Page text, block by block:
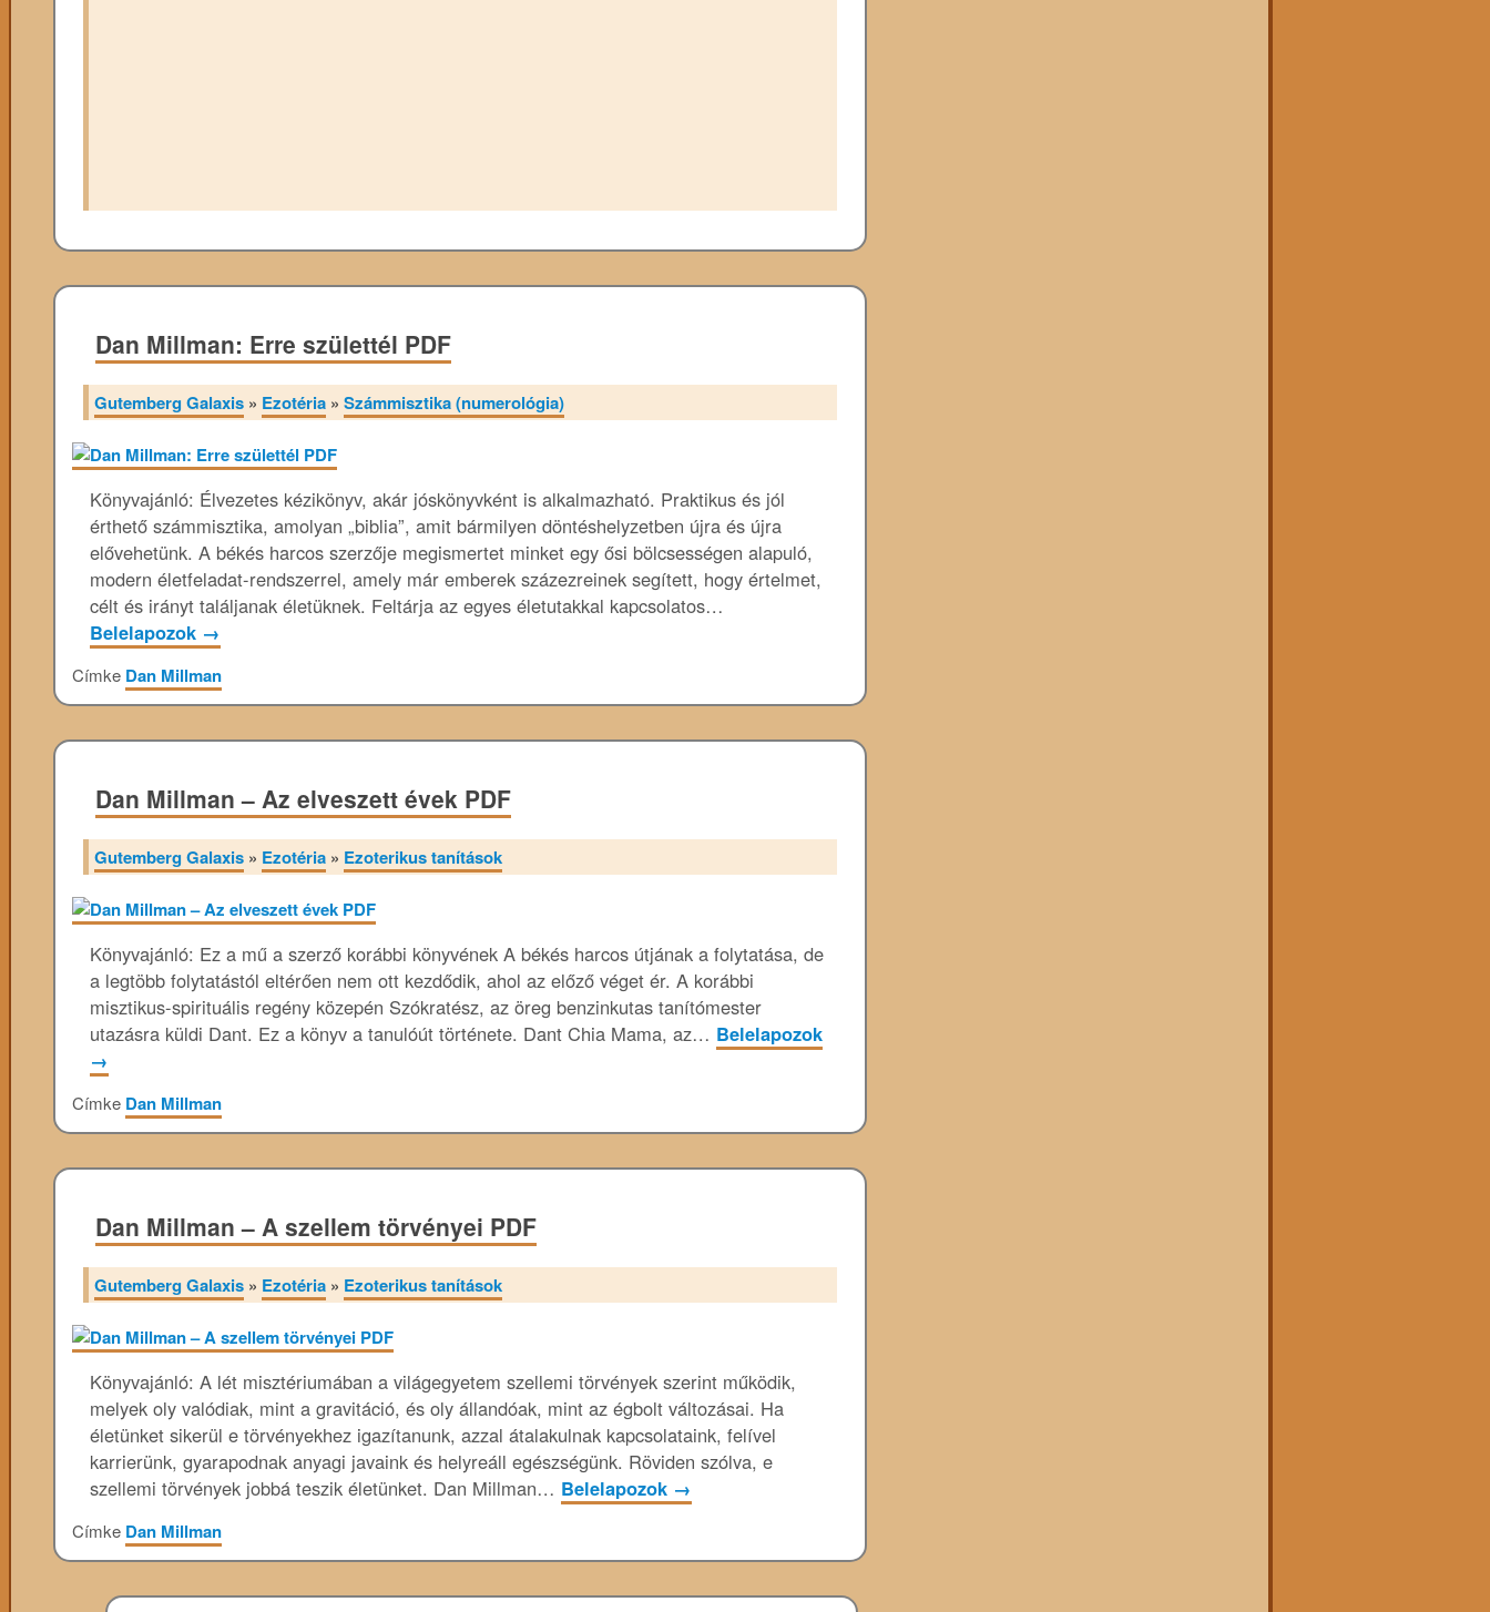
Dan Millman: Erre születtél PDF
Gutemberg Galaxis» Ezotéria» Számmisztika (numerológia)
Könyvajánló: Élvezetes kézikönyv, akár jóskönyvként is alkalmazható. Praktikus és jól
érthető számmisztika, amolyan „biblia”, amit bármilyen döntéshelyzetben újra és újra
elővehetünk. A békés harcos szerzője megismertet minket egy ősi bölcsességen alapuló,
modern életfeladat-rendszerrel, amely már emberek százezreinek segített, hogy értelmet,
célt és irányt találjanak életüknek. Feltárja az egyes életutakkal kapcsolatos…
Belelapozok →
Címke Dan Millman
Dan Millman – Az elveszett évek PDF
Gutemberg Galaxis» Ezotéria» Ezoterikus tanítások
Könyvajánló: Ez a mű a szerző korábbi könyvének A békés harcos útjának a folytatása, de
a legtöbb folytatástól eltérően nem ott kezdődik, ahol az előző véget ér. A korábbi
misztikus-spirituális regény közepén Szókratész, az öreg benzinkutas tanítómester
utazásra küldi Dant. Ez a könyv a tanulóút története. Dant Chia Mama, az… Belelapozok
→
Címke Dan Millman
Dan Millman – A szellem törvényei PDF
Gutemberg Galaxis» Ezotéria» Ezoterikus tanítások
Könyvajánló: A lét misztériumában a világegyetem szellemi törvények szerint működik,
melyek oly valódiak, mint a gravitáció, és oly állandóak, mint az égbolt változásai. Ha
életünket sikerül e törvényekhez igazítanunk, azzal átalakulnak kapcsolataink, felível
karrierünk, gyarapodnak anyagi javaink és helyreáll egészségünk. Röviden szólva, e
szellemi törvények jobbá teszik életünket. Dan Millman… Belelapozok →
Címke Dan Millman